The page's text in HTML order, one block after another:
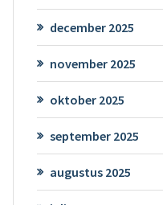
december 2025
november 2025
oktober 2025
september 2025
augustus 2025